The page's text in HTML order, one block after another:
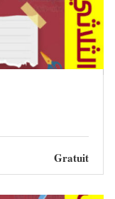
Gratuit